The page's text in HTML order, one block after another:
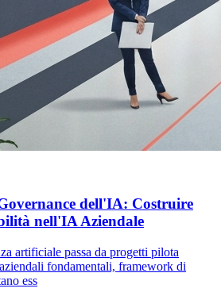
dell'IA: Costruire
nell'IA Aziendale
artificiale passa da progetti pilota
fondamentali, framework di
ess